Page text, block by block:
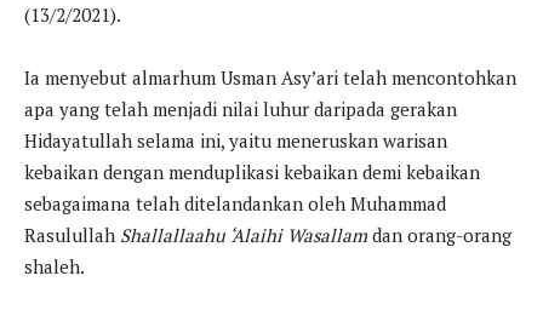
(13/2/2021).
Ia menyebut almarhum Usman Asy’ari telah mencontohkan
apa yang telah menjadi nilai luhur daripada gerakan
Hidayatullah selama ini, yaitu meneruskan warisan
kebaikan dengan menduplikasi kebaikan demi kebaikan
sebagaimana telah ditelandankan oleh Muhammad
Rasulullah Shallallaahu ‘Alaihi Wasallam dan orang-orang
shaleh.